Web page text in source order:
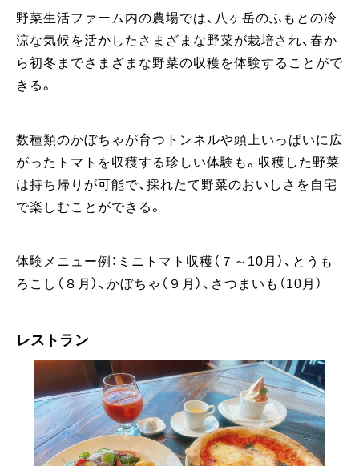
野菜生活ファーム内の農場では、八ヶ岳のふもとの冷
涼な気候を活かしたさまざまな野菜が栽培され、春か
ら初冬までさまざまな野菜の収穫を体験することがで
きる。
数種類のかぼちゃが育つトンネルや頭上いっぱいに広
がったトマトを収穫する珍しい体験も。収穫した野菜
は持ち帰りが可能で、採れたて野菜のおいしさを自宅
で楽しむことができる。
体験メニュー例：ミニトマト収穫（７～10月）、とうも
ろこし（８月）、かぼちゃ（９月）、さつまいも（10月）
レストラン